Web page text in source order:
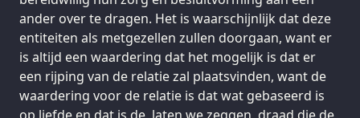
ander over te dragen. Het is waarschijnlijk dat deze
entiteiten als metgezellen zullen doorgaan, want er
is altijd een waardering dat het mogelijk is dat er
een rijping van de relatie zal plaatsvinden, want de
waardering voor de relatie is dat wat gebaseerd is